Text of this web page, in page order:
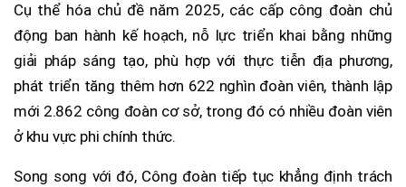
Cụ thể hóa chủ đề năm 2025, các cấp công đoàn chủ
động ban hành kế hoạch, nỗ lực triển khai bằng những
giải pháp sáng tạo, phù hợp với thực tiễn địa phương,
phát triển tăng thêm hơn 622 nghìn đoàn viên, thành lập
mới 2.862 công đoàn cơ sở, trong đó có nhiều đoàn viên
ở khu vực phi chính thức.
Song song với đó, Công đoàn tiếp tục khẳng định trách